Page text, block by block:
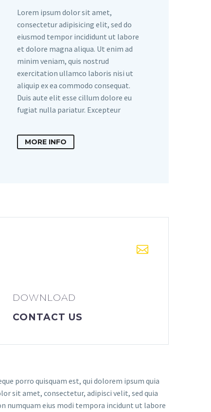
Lorem ipsum dolor sit amet,
consectetur adipisicing elit, sed do
eiusmod tempor incididunt ut labore
et dolore magna aliqua. Ut enim ad
minim veniam, quis nostrud
exercitation ullamco laboris nisi ut
aliquip ex ea commodo consequat.
Duis aute elit esse cillum dolore eu
fugiat nulla pariatur. Excepteur
MORE INFO


DOWNLOAD
CONTACT US
porro quisquam est, qui dolorem ipsum quia
sit amet, consectetur, adipisci velit, sed quia
numquam eius modi tempora incidunt ut labore